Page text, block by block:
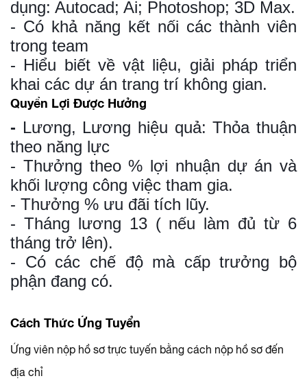
dụng: Autocad; Ai; Photoshop; 3D Max.
- Có khả năng kết nối các thành viên
trong team
- Hiểu biết về vật liệu, giải pháp triển
khai các dự án trang trí không gian.
Quyền Lợi Được Hưởng
- Lương, Lương hiệu quả: Thỏa thuận
theo năng lực
- Thưởng theo % lợi nhuận dự án và
khối lượng công việc tham gia.
- Thưởng % ưu đãi tích lũy.
- Tháng lương 13 ( nếu làm đủ từ 6
tháng trở lên).
- Có các chế độ mà cấp trưởng bộ
phận đang có.
Cách Thức Ứng Tuyển
Ứng viên nộp hồ sơ trực tuyến bằng cách nộp hồ sơ đến
địa chỉ